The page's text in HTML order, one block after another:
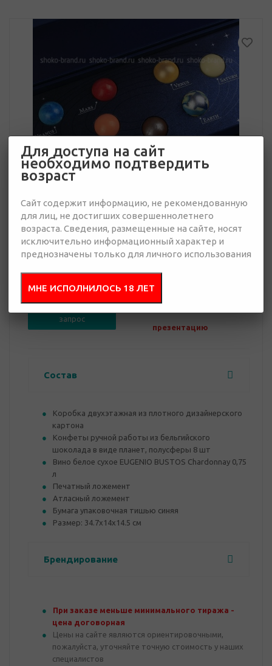
запрос
презентацию
Состав
Коробка двухэтажная из плотного дизайнерского
картона
Конфеты ручной работы из бельгийского
шоколада в виде планет, полусферы 8 шт
Вино белое сухое EUGENIO BUSTOS Chardonnay 0,75
л
Печатный ложемент
Атласный ложемент
Бумага упаковочная тишью синяя
Размер: 34.7х14х14.5 см
Брендирование
При заказе меньше минимального тиража -
цена договорная
Цены на сайте являются ориентировочными,
пожалуйста, уточняйте точную стоимость у наших
специалистов
Для доступа на сайт
необходимо подтвердить
возраст
Сайт содержит информацию, не рекомендованную
для лиц, не достигших совершеннолетнего
возраста. Сведения, размещенные на сайте, носят
исключительно информационный характер и
преднозначены только для личного использования
МНЕ ИСПОЛНИЛОСЬ 18 ЛЕТ